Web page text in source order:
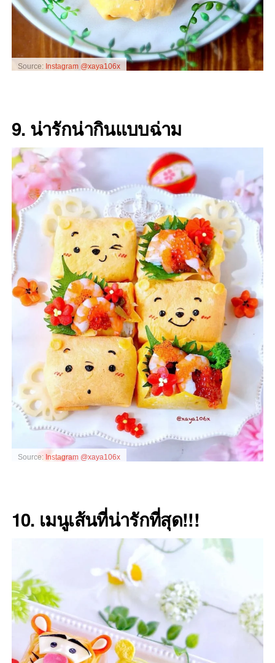
Source: Instagram @xaya106x
9. น่ารักน่ากินแบบฉ่าม
Source: Instagram @xaya106x
10. เมนูเส้นที่น่ารักที่สุด!!!